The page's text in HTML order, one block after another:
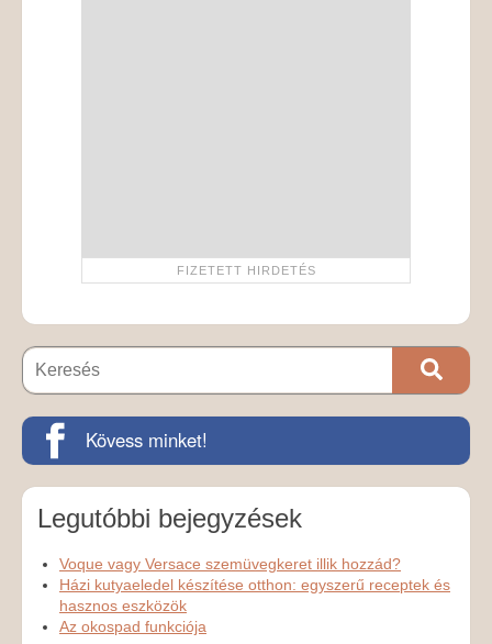
Kövess minket!
Legutóbbi bejegyzések
Voque vagy Versace szemüvegkeret illik hozzád?
Házi kutyaeledel készítése otthon: egyszerű receptek és
hasznos eszközök
Az okospad funkciója